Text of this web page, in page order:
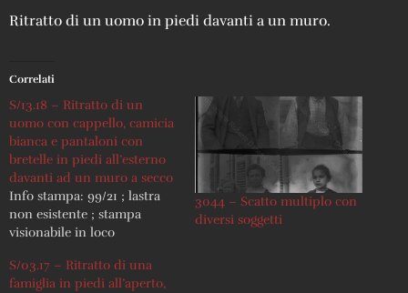
Ritratto di un uomo in piedi davanti a un muro.
Correlati
S/13.18 – Ritratto di un
uomo con cappello, camicia
bianca e pantaloni con
bretelle in piedi all’esterno
davanti ad un muro a secco
Info stampa: 99/21 ; lastra
non esistente ; stampa
visionabile in loco
3044 – Scatto multiplo con
diversi soggetti
S/03.17 – Ritratto di una
famiglia in piedi all’aperto,